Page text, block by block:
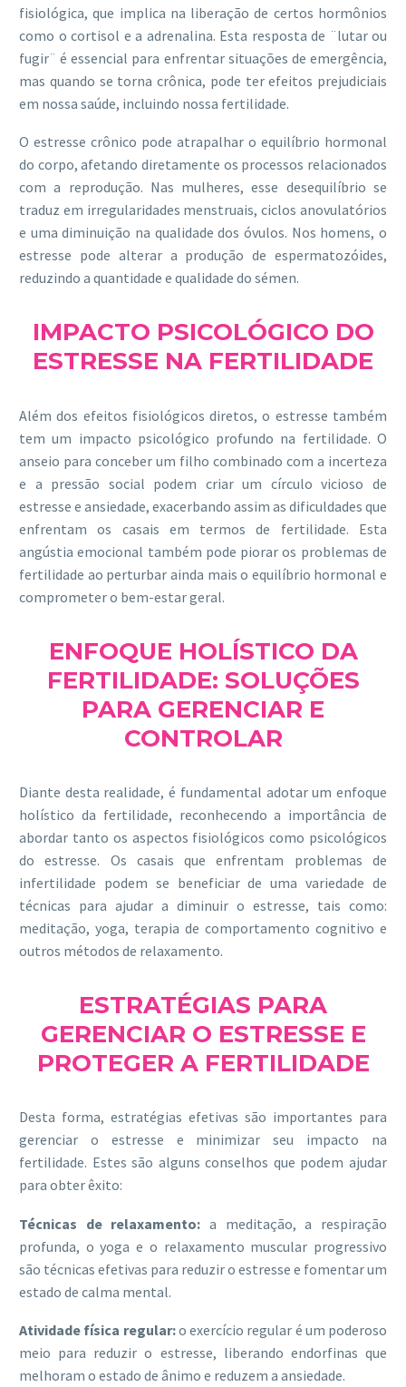
fisiológica, que implica na liberação de certos hormônios
como o cortisol e a adrenalina. Esta resposta de ¨lutar ou
fugir¨ é essencial para enfrentar situações de emergência,
mas quando se torna crônica, pode ter efeitos prejudiciais
em nossa saúde, incluindo nossa fertilidade.
O estresse crônico pode atrapalhar o equilíbrio hormonal
do corpo, afetando diretamente os processos relacionados
com a reprodução. Nas mulheres, esse desequilíbrio se
traduz em irregularidades menstruais, ciclos anovulatórios
e uma diminuição na qualidade dos óvulos. Nos homens, o
estresse pode alterar a produção de espermatozóides,
reduzindo a quantidade e qualidade do sémen.
IMPACTO PSICOLÓGICO DO
ESTRESSE NA FERTILIDADE
Além dos efeitos fisiológicos diretos, o estresse também
tem um impacto psicológico profundo na fertilidade. O
anseio para conceber um filho combinado com a incerteza
e a pressão social podem criar um círculo vicioso de
estresse e ansiedade, exacerbando assim as dificuldades que
enfrentam os casais em termos de fertilidade. Esta
angústia emocional também pode piorar os problemas de
fertilidade ao perturbar ainda mais o equilíbrio hormonal e
comprometer o bem-estar geral.
ENFOQUE HOLÍSTICO DA
FERTILIDADE: SOLUÇÕES
PARA GERENCIAR E
CONTROLAR
Diante desta realidade, é fundamental adotar um enfoque
holístico da fertilidade, reconhecendo a importância de
abordar tanto os aspectos fisiológicos como psicológicos
do estresse. Os casais que enfrentam problemas de
infertilidade podem se beneficiar de uma variedade de
técnicas para ajudar a diminuir o estresse, tais como:
meditação, yoga, terapia de comportamento cognitivo e
outros métodos de relaxamento.
ESTRATÉGIAS PARA
GERENCIAR O ESTRESSE E
PROTEGER A FERTILIDADE
Desta forma, estratégias efetivas são importantes para
gerenciar o estresse e minimizar seu impacto na
fertilidade. Estes são alguns conselhos que podem ajudar
para obter êxito:
Técnicas de relaxamento: a meditação, a respiração
profunda, o yoga e o relaxamento muscular progressivo
são técnicas efetivas para reduzir o estresse e fomentar um
estado de calma mental.
Atividade física regular:o exercício regular é um poderoso
meio para reduzir o estresse, liberando endorfinas que
melhoram o estado de ânimo e reduzem a ansiedade.